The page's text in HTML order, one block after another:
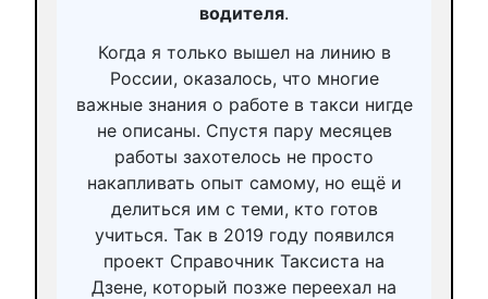
водителя.
Когда я только вышел на линию в
России, оказалось, что многие
важные знания о работе в такси нигде
не описаны. Спустя пару месяцев
работы захотелось не просто
накапливать опыт самому, но ещё и
делиться им с теми, кто готов
учиться. Так в 2019 году появился
проект Справочник Таксиста на
Дзене, который позже переехал на